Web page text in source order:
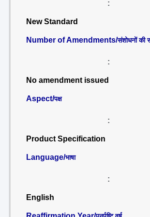
:
New Standard
Number of Amendments/संशोधनों की
:
No amendment issued
Aspect/पक्ष
:
Product Specification
Language/भाषा
:
English